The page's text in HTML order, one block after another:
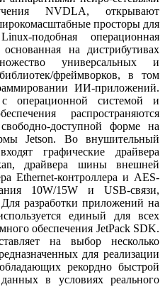
NVDLA, открывают
просторы для
подобная операционная
на дистрибутивах
универсальных и
фреймворков, в том
ИИ-приложений.
операционной системой и
распространяются
доступной форме на
Jetson. Во внушительный
графические драйвера
драйвера шины внешней
Ethernet-контроллера и AES-
10W/15W и USB-связи,
разработки приложений на
единый для всех
обеспечения JetPack SDK.
на выбор несколько
для реализации
рекордно быстрой
в условиях реального